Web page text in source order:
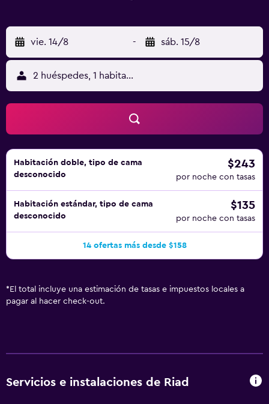
vie. 14/8 - sáb. 15/8
2 huéspedes, 1 habitación
Habitación doble, tipo de cama
desconocido
$243
por noche con tasas
Habitación estándar, tipo de cama
desconocido
$135
por noche con tasas
14 ofertas más desde $158
* El total incluye una estimación de tasas e impuestos locales a
pagar al hacer check-out.
Servicios e instalaciones de Riad